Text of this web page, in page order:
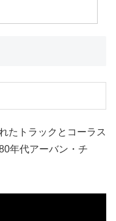
たトラックとコーラス
年代アーバン・チ